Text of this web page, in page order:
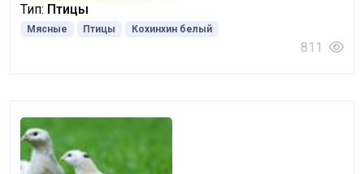
Тип: Птицы
Мясные Птицы Кохинхин белый
811